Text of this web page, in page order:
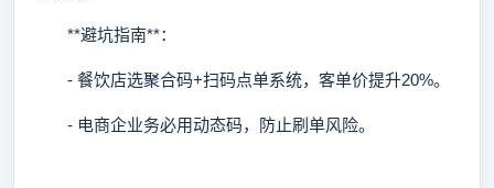
**避坑指南**：
- 餐饮店选聚合码+扫码点单系统，客单价提升20%。
- 电商企业务必用动态码，防止刷单风险。